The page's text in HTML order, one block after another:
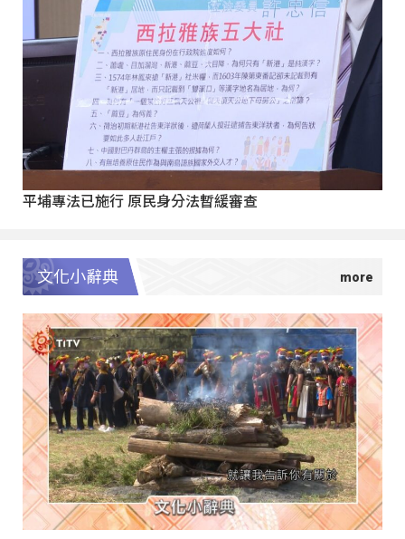
平埔專法已施行 原民身分法暫緩審查
文化小辭典